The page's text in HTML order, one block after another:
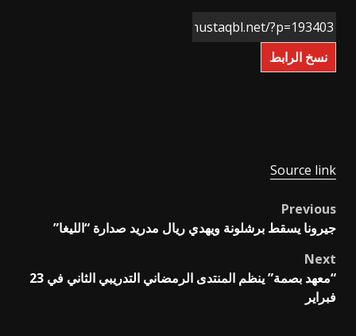
نسخ الرابط
Source link
Post
navigation
Previous
جيرونا يسقط برشلونة ويهدي ريال مدريد صدارة “الليغا”
Next
“معهد بصمة” ينظم المنتدى الرمضاني التدريبي الثاني في 23
فبراير